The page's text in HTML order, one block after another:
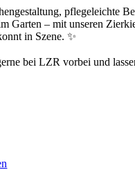
pflegeleichte
Garten – mit unseren
in Szene. ✨
bei LZR vorbei und